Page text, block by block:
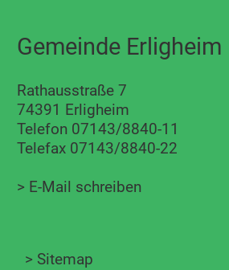
Gemeinde Erligheim
Rathausstraße 7
74391 Erligheim
Telefon 07143/8840-11
Telefax 07143/8840-22
> E-Mail schreiben
> Sitemap